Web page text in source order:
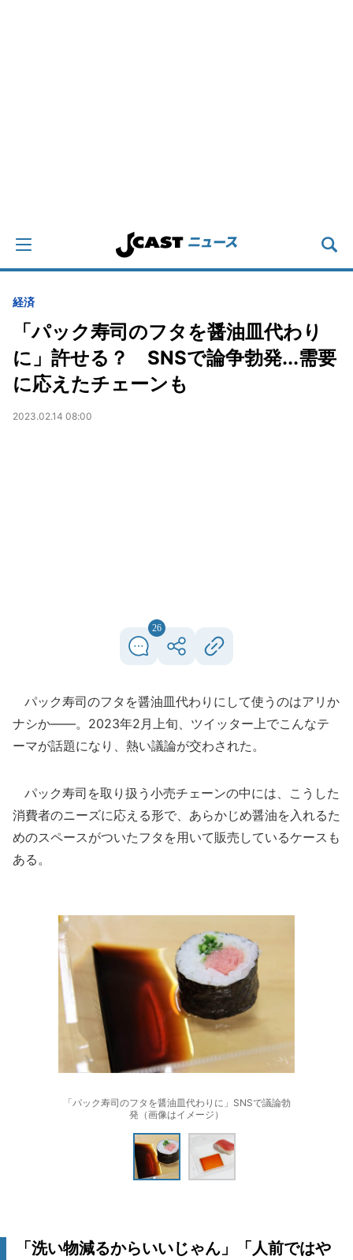
経済
「パック寿司のフタを醤油皿代わり
に」許せる？ SNSで論争勃発...需要
に応えたチェーンも
2023.02.14 08:00
26
パック寿司のフタを醤油皿代わりにして使うのはアリか
ナシか――。2023年2月上旬、ツイッター上でこんなテ
ーマが話題になり、熱い議論が交わされた。
パック寿司を取り扱う小売チェーンの中には、こうした
消費者のニーズに応える形で、あらかじめ醤油を入れるた
めのスペースがついたフタを用いて販売しているケースも
ある。
「パック寿司のフタを醤油皿代わりに」SNSで議論勃
発（画像はイメージ）
「洗い物減るからいいじゃん」「人前ではや